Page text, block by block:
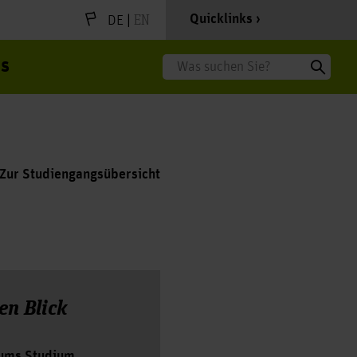
DE | EN Quicklinks
Suche
Studiengangsübersicht
Blick